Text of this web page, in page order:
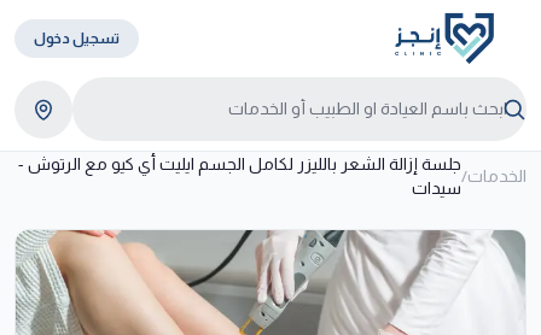
تسجيل دخول
الخدمات/
جلسة إزالة الشعر بالليزر لكامل الجسم ايليت أي كيو مع الرتوش -
سيدات